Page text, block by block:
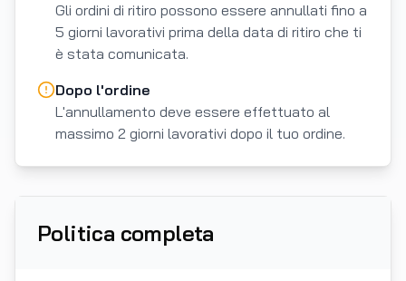
Gli ordini di ritiro possono essere annullati fino a
5 giorni lavorativi prima della data di ritiro che ti
è stata comunicata.
Dopo l'ordine
L'annullamento deve essere effettuato al
massimo 2 giorni lavorativi dopo il tuo ordine.
Politica completa